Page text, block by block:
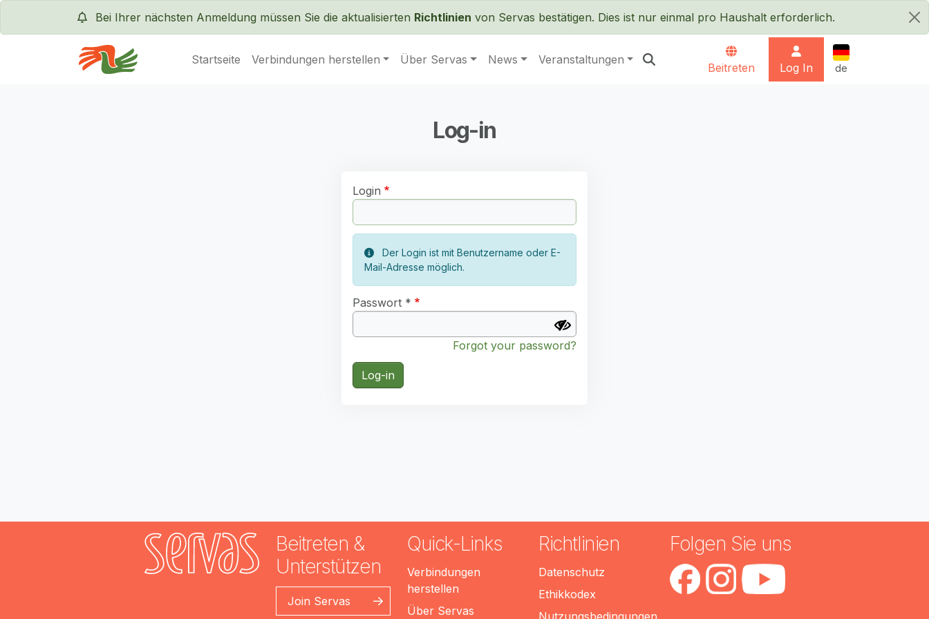
Direkt zum Inhalt
×
Bei Ihrer nächsten Anmeldung müssen Sie die aktualisierten Richtlinien von Servas bestätigen. Dies ist nur einmal pro Haushalt erforderlich.
Servas International Startseite Verbindungen herstellen Über Servas News Veranstaltungen
Beitreten Log In de
Deutsch
Log-in
Login
Der Login ist mit Benutzername oder E-
Mail-Adresse möglich.
Passwort *
Forgot your password?
Log-in
Beitreten &
Unterstützen
Join Servas
Quick-Links
Verbindungen
herstellen
Über Servas
Richtlinien
Datenschutz
Ethikkodex
Nutzungsbedingungen
Folgen Sie uns